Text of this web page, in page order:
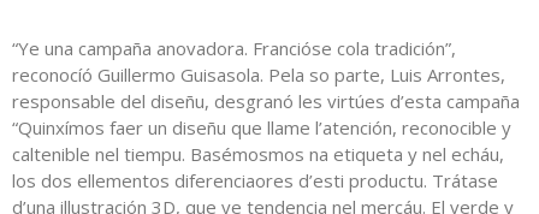
“Ye una campaña anovadora. Francióse cola tradición”,
reconocíó Guillermo Guisasola. Pela so parte, Luis Arrontes,
responsable del diseñu, desgranó les virtúes d’esta campaña
“Quinxímos faer un diseñu que llame l’atención, reconocible y
caltenible nel tiempu. Basémosmos na etiqueta y nel echáu,
los dos ellementos diferenciaores d’esti productu. Trátase
d’una illustración 3D, que ye tendencia nel mercáu. El verde y